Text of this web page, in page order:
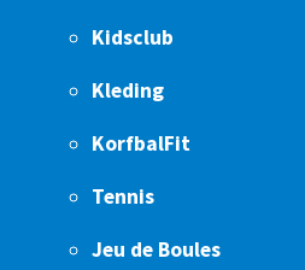
Kidsclub
Kleding
KorfbalFit
Tennis
Jeu de Boules